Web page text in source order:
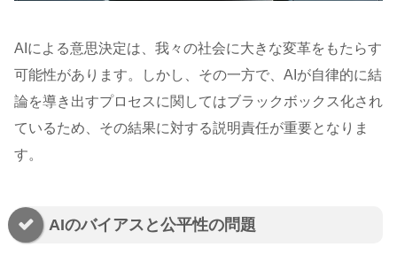
AIによる意思決定は、我々の社会に大きな変革をもたらす
可能性があります。しかし、その一方で、AIが自律的に結
論を導き出すプロセスに関してはブラックボックス化され
ているため、その結果に対する説明責任が重要となりま
す。
AIのバイアスと公平性の問題